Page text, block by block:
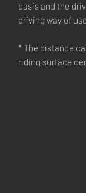
basis and the
driving way of
* The distance
riding surface